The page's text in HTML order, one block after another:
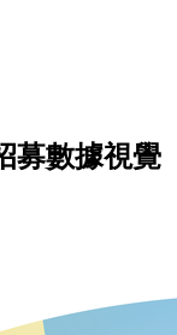
募數據視覺